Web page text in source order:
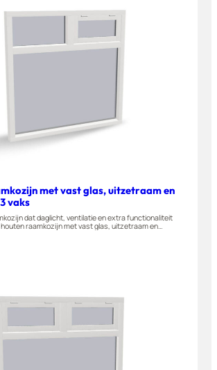
met vast glas, uitzetraam en
vaks
dat daglicht, ventilatie en extra functionaliteit
raamkozijn met vast glas, uitzetraam en